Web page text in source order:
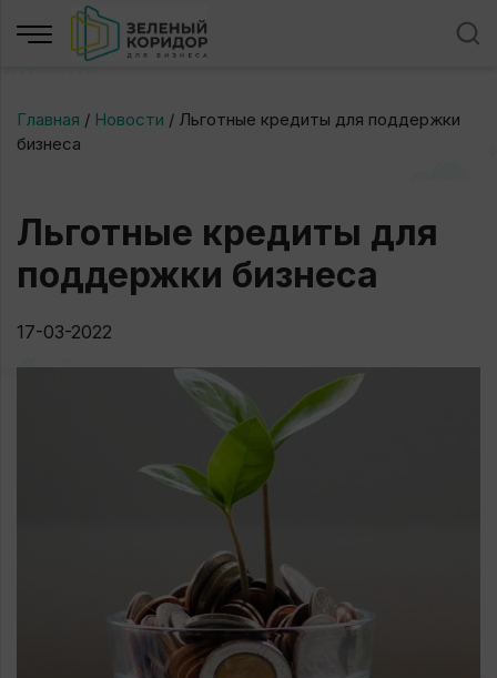
Главная / Новости / Льготные кредиты для поддержки
бизнеса
Льготные кредиты для
поддержки бизнеса
17-03-2022